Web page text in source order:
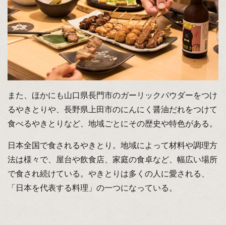
また、ほかにも山口県長門市のガーリックパウダーをつけ
るやきとりや、長野県上田市のにんにく醤油だれをつけて
食べるやきとりなど、地域ごとにその歴史や特色がある。
日本全国で食されるやきとり。地域によって材料や調理方
法は様々で、屋台や飲食店、家庭の食卓など、幅広い場所
で食され続けている。やきとりは多くの人に愛される、
「日本を代表する料理」の一つになっている。